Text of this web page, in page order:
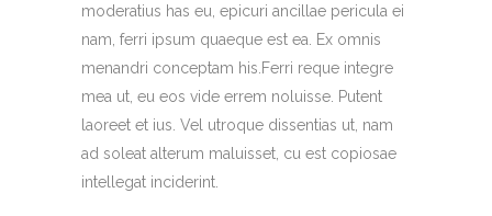
moderatius has eu, epicuri ancillae pericula ei
nam, ferri ipsum quaeque est ea. Ex omnis
menandri conceptam his.Ferri reque integre
mea ut, eu eos vide errem noluisse. Putent
laoreet et ius. Vel utroque dissentias ut, nam
ad soleat alterum maluisset, cu est copiosae
intellegat inciderint.